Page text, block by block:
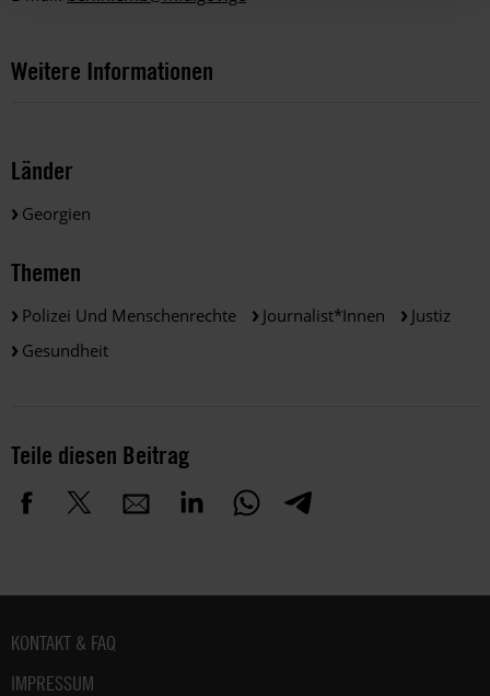
Weitere Informationen
Länder
Georgien
Themen
Polizei Und Menschenrechte Journalist*innen
Justiz
Gesundheit
Teile diesen Beitrag
Fußbereich
KONTAKT & FAQ
IMPRESSUM